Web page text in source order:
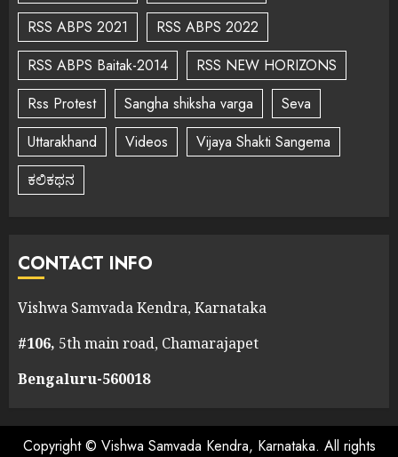
RSS ABPS 2021
RSS ABPS 2022
RSS ABPS Baitak-2014
RSS NEW HORIZONS
Rss Protest
Sangha shiksha varga
Seva
Uttarakhand
Videos
Vijaya Shakti Sangema
ಕಲಿಕಥನ
CONTACT INFO
Vishwa Samvada Kendra, Karnataka
#106, 5th main road, Chamarajapet
Bengaluru-560018
Copyright © Vishwa Samvada Kendra, Karnataka. All rights